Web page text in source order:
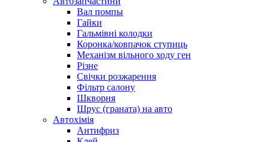
Вал помпы
Гайки
Гальмівні колодки
Коронка/ковпачок ступиць
Механізм вільного ходу ген
Різне
Свічки розжарення
Фільтр салону
Шкворня
Шрус (граната) на авто
Автохімія
Антифриз